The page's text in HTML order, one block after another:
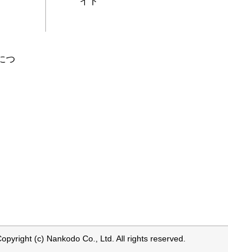
つ
(c) Nankodo Co., Ltd. All rights reserved.